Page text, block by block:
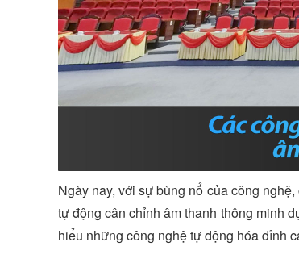
Ngày nay, với sự bùng nổ của công
tự động cân chỉnh âm thanh thông minh
hiểu những công nghệ tự động hóa đỉnh